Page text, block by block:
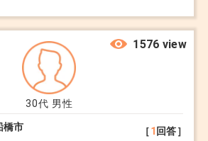
ースが多いです。
はどう考えるのか、教えてほしいで
30代 男性
橋市
［1 回答］
1576 view